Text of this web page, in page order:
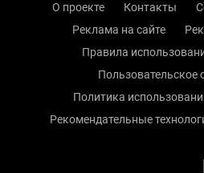
О проекте Контакты
Реклама на сайте
Правила
Пользовательское
Политика
Рекомендательные